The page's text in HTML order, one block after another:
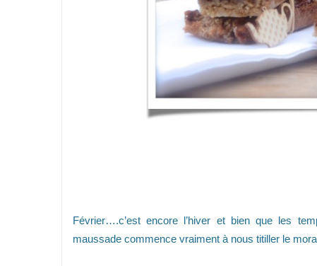
Février….c’est encore l’hiver et bien que les
maussade commence vraiment à nous titiller le